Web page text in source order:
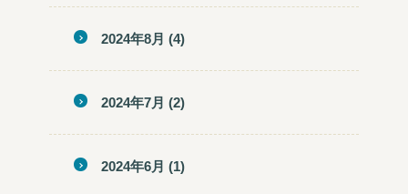
2024年8月 (4)
2024年7月 (2)
2024年6月 (1)